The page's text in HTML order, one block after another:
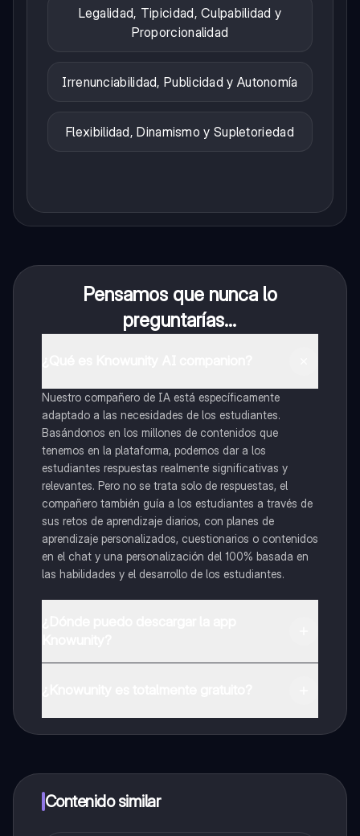
Legalidad, Tipicidad, Culpabilidad y
Proporcionalidad
Irrenunciabilidad, Publicidad y Autonomía
Flexibilidad, Dinamismo y Supletoriedad
Pensamos que nunca lo
preguntarías...
Nuestro compañero de IA está específicamente
adaptado a las necesidades de los estudiantes.
Basándonos en los millones de contenidos que
tenemos en la plataforma, podemos dar a los
estudiantes respuestas realmente significativas y
relevantes. Pero no se trata solo de respuestas, el
compañero también guía a los estudiantes a través de
sus retos de aprendizaje diarios, con planes de
aprendizaje personalizados, cuestionarios o contenidos
en el chat y una personalización del 100% basada en
las habilidades y el desarrollo de los estudiantes.
a determinadas funciones.
Contenido similar